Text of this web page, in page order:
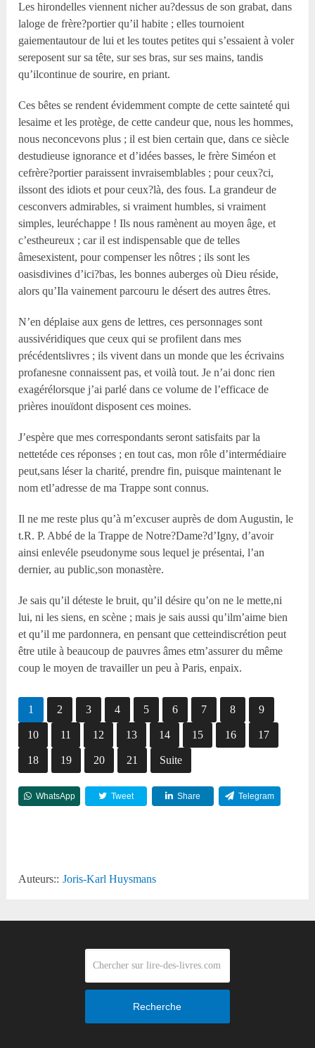
Les hirondelles viennent nicher au?dessus de son grabat, dans
laloge de frère?portier qu’il habite ; elles tournoient
gaiementautour de lui et les toutes petites qui s’essaient à voler
sereposent sur sa tête, sur ses bras, sur ses mains, tandis
qu’ilcontinue de sourire, en priant.
Ces bêtes se rendent évidemment compte de cette sainteté qui
lesaime et les protège, de cette candeur que, nous les hommes,
nous neconcevons plus ; il est bien certain que, dans ce siècle
destudieuse ignorance et d’idées basses, le frère Siméon et
cefrère?portier paraissent invraisemblables ; pour ceux?ci,
ilssont des idiots et pour ceux?là, des fous. La grandeur de
cesconvers admirables, si vraiment humbles, si vraiment
simples, leuréchappe ! Ils nous ramènent au moyen âge, et
c’estheureux ; car il est indispensable que de telles
âmesexistent, pour compenser les nôtres ; ils sont les
oasisdivines d’ici?bas, les bonnes auberges où Dieu réside,
alors qu’Ila vainement parcouru le désert des autres êtres.
N’en déplaise aux gens de lettres, ces personnages sont
aussivéridiques que ceux qui se profilent dans mes
précédentslivres ; ils vivent dans un monde que les écrivains
profanesne connaissent pas, et voilà tout. Je n’ai donc rien
exagérélorsque j’ai parlé dans ce volume de l’efficace de
prières inouïdont disposent ces moines.
J’espère que mes correspondants seront satisfaits par la
nettetéde ces réponses ; en tout cas, mon rôle d’intermédiaire
peut,sans léser la charité, prendre fin, puisque maintenant le
nom etl’adresse de ma Trappe sont connus.
Il ne me reste plus qu’à m’excuser auprès de dom Augustin, le
t.R. P. Abbé de la Trappe de Notre?Dame?d’Igny, d’avoir
ainsi enlevéle pseudonyme sous lequel je présentai, l’an
dernier, au public,son monastère.
Je sais qu’il déteste le bruit, qu’il désire qu’on ne le mette,ni
lui, ni les siens, en scène ; mais je sais aussi qu’ilm’aime bien
et qu’il me pardonnera, en pensant que cetteindiscrétion peut
être utile à beaucoup de pauvres âmes etm’assurer du même
coup le moyen de travailler un peu à Paris, enpaix.
1 2 3 4 5 6 7 8 9
10 11 12 13 14 15 16 17
18 19 20 21 Suite
WhatsApp Tweet Share Telegram
Auteurs:: Joris-Karl Huysmans
Recherche